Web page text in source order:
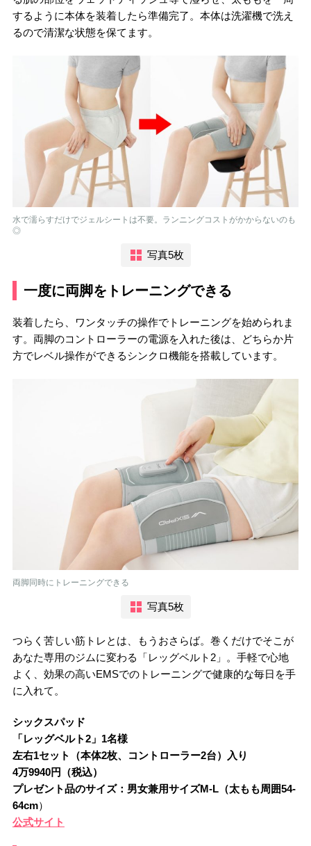
するように本体を装着したら準備完了。本体は洗濯機で洗え
るので清潔な状態を保てます。
水で濡らすだけでジェルシートは不要。ランニングコストがかからないのも
◎
写真5枚
一度に両脚をトレーニングできる
装着したら、ワンタッチの操作でトレーニングを始められま
す。両脚のコントローラーの電源を入れた後は、どちらか片
方でレベル操作ができるシンクロ機能を搭載しています。
両脚同時にトレーニングできる
写真5枚
つらく苦しい筋トレとは、もうおさらば。巻くだけでそこが
あなた専用のジムに変わる「レッグベルト2」。手軽で心地
よく、効果の高いEMSでのトレーニングで健康的な毎日を手
に入れて。
シックスパッド
「レッグベルト2」1名様
左右1セット（本体2枚、コントローラー2台）入り
4万9940円（税込）
プレゼント品のサイズ：男女兼用サイズM-L（太もも周囲54-
64cm）
公式サイト